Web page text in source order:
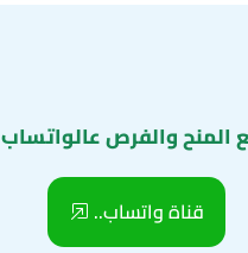
المنح والفرص عالواتساب
قناة واتساب..